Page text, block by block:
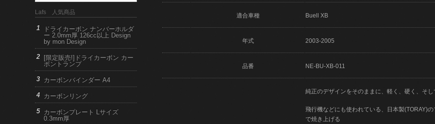
適合車種 Buell XB
年式 2003-2005
品番 NE-BU-XB-011
純正のデザインをそのままに、軽く、硬く、そ
飛行機などにも使われている、日本製(TORAY)
で焼き上げる
Lafs 人気商品
ドライカーボン ナンバーホルダ
ー 2.0mm厚 126cc以上 Design
by mon Design
[限定販売!]ドライカーボン カー
ボントランプ
カーボンバインダー A4
カーボンリング
カーボンプレート Lサイズ
0.3mm厚